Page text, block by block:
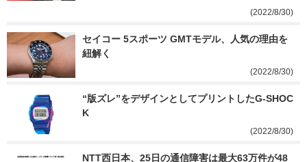
(2022/8/30)
セイコー 5スポーツ GMTモデル、人気の理由を
紐解く
(2022/8/30)
“版ズレ”をデザインとしてプリントしたG-SHOC
K
(2022/8/30)
NTT西日本、25日の通信障害は最大63万件が48